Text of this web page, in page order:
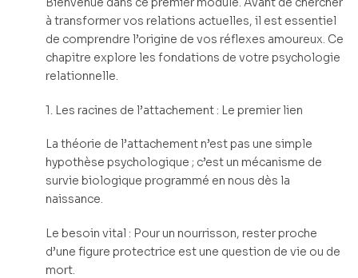
à transformer vos relations actuelles, il est essentiel
de comprendre l’origine de vos réflexes amoureux. Ce
chapitre explore les fondations de votre psychologie
relationnelle.
1. Les racines de l’attachement : Le premier lien
La théorie de l’attachement n’est pas une simple
hypothèse psychologique ; c’est un mécanisme de
survie biologique programmé en nous dès la
naissance.
Le besoin vital : Pour un nourrisson, rester proche
d’une figure protectrice est une question de vie ou de
mort.